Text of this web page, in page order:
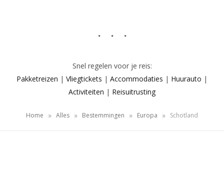
Snel regelen voor je reis:
Pakketreizen | Vliegtickets | Accommodaties | Huurauto |
Activiteiten | Reisuitrusting
Home » Alles » Bestemmingen » Europa » Schotland